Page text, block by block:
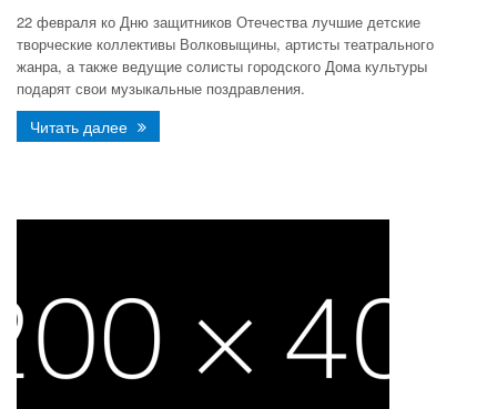
22 февраля ко Дню защитников Отечества лучшие детские
творческие коллективы Волковыщины, артисты театрального
жанра, а также ведущие солисты городского Дома культуры
подарят свои музыкальные поздравления.
Читать далее